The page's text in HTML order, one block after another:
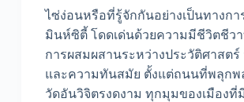
ไซ่ง่อนหรือที่รู้จักกันอย่างเป็นทางกา
มินห์ซิตี้ โดดเด่นด้วยความมีชีวิตชีว
การผสมผสานระหว่างประวัติศาสต
และความทันสมัย ตั้งแต่ถนนที่พลุกพ
วัดอันวิจิตรงดงาม ทุกมุมของเมืองที่